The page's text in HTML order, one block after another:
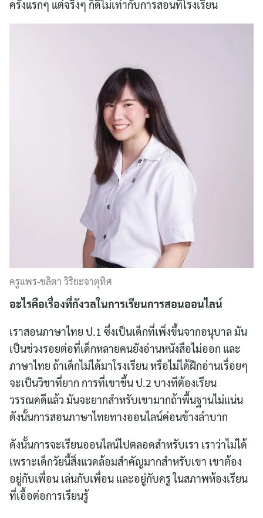
ครั้งแรกๆ แต่จริงๆ ก็ดีไม่เท่ากับการสอนที่โรงเรียน
ครูแพร-ชลิตา วิริยะจาตุทิศ
อะไรคือเรื่องที่กังวลในการเรียนการสอนออนไลน์
เราสอนภาษาไทย ป.1 ซึ่งเป็นเด็กที่เพิ่งขึ้นจากอนุบาล มัน
เป็นช่วงรอยต่อที่เด็กหลายคนยังอ่านหนังสือไม่ออก และ
ภาษาไทย ถ้าเด็กไม่ได้มาโรงเรียน หรือไม่ได้ฝึกอ่านเรื่อยๆ
จะเป็นวิชาที่ยาก การที่เขาขึ้น ป.2 บางทีต้องเรียน
วรรณคดีแล้ว มันจะยากสำหรับเขามากถ้าพื้นฐานไม่แน่น
ดังนั้นการสอนภาษาไทยทางออนไลน์ค่อนข้างลำบาก
ดังนั้นการจะเรียนออนไลน์ไปตลอดสำหรับเรา เราว่าไม่ได้
เพราะเด็กวัยนี้สิ่งแวดล้อมสำคัญมากสำหรับเขา เขาต้อง
อยู่กับเพื่อน เล่นกับเพื่อน และอยู่กับครู ในสภาพห้องเรียน
ที่เอื้อต่อการเรียนรู้